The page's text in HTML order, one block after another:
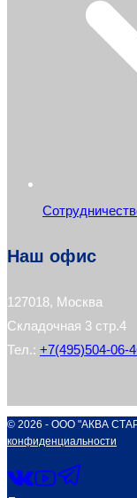
Наш офис
127018, Москва
Складочная 3 стр.4
Тел.: +7(495)504-06-
© 2026 - ООО "АКВА
конфиденциальности